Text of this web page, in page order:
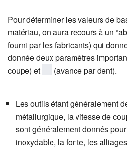
Pour déterminer les valeurs de
matériau, on aura recours à un
fourni par les fabricants) qui
donnée deux paramètres
coupe) et
{\displaystyle
(avance par dent).
Les outils étant généralement
métallurgique, la vitesse de
sont généralement donnés
inoxydable, la fonte, les